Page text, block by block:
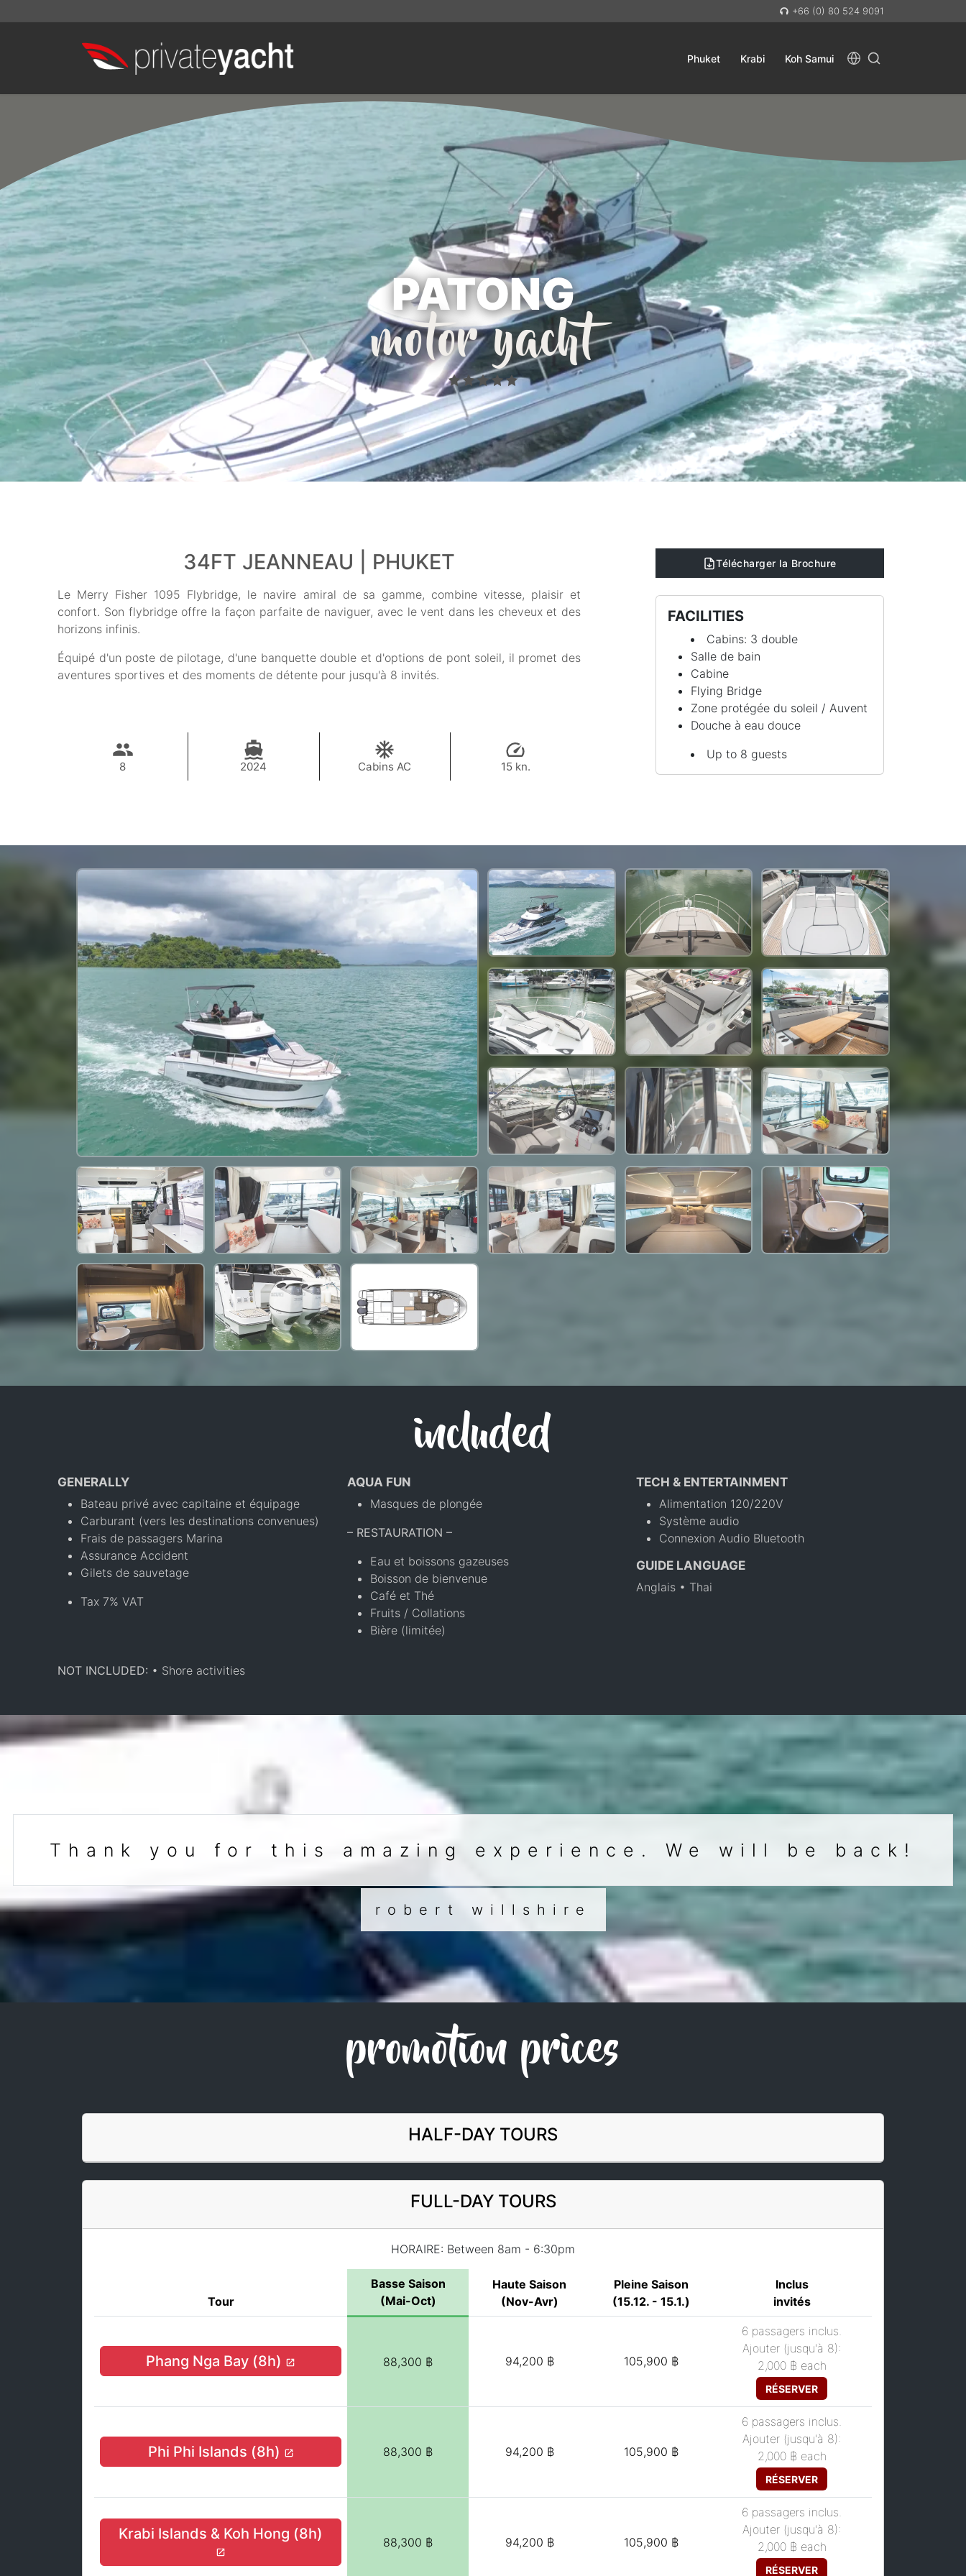
+66 (0) 80 524 9091
Phuket Krabi Koh Samui
PATONG
motor yacht
34FT JEANNEAU | PHUKET
Le Merry Fisher 1095 Flybridge, le navire amiral de sa gamme, combine vitesse, plaisir et
confort. Son flybridge offre la façon parfaite de naviguer, avec le vent dans les cheveux et des
horizons infinis.
Équipé d'un poste de pilotage, d'une banquette double et d'options de pont soleil, il promet des
aventures sportives et des moments de détente pour jusqu'à 8 invités.
8 2024 Cabins AC 15 kn.
88,300 THB
Télécharger la Brochure
FACILITIES
Cabins: 3 double
Salle de bain
Cabine
Flying Bridge
Zone protégée du soleil / Auvent
Douche à eau douce
Up to 8 guests
included
GENERALLY
Bateau privé avec capitaine et équipage
Carburant (vers les destinations convenues)
Frais de passagers Marina
Assurance Accident
Gilets de sauvetage
Tax 7% VAT
AQUA FUN
Masques de plongée
– RESTAURATION –
Eau et boissons gazeuses
Boisson de bienvenue
Café et Thé
Fruits / Collations
Bière (limitée)
TECH & ENTERTAINMENT
Alimentation 120/220V
Système audio
Connexion Audio Bluetooth
GUIDE LANGUAGE
Anglais • Thai
NOT INCLUDED: • Shore activities
Thank you for this amazing experience. We will be back!
robert willshire
promotion prices
HALF-DAY TOURS
FULL-DAY TOURS
HORAIRE: Between 8am - 6:30pm
Tour
Basse Saison
(Mai-Oct)
Haute Saison
(Nov-Avr)
Pleine Saison
(15.12. - 15.1.)
Inclus
invités
Phang Nga Bay (8h) 88,300 ฿ 94,200 ฿ 105,900 ฿
6 passagers inclus.
Ajouter (jusqu'à 8):
2,000 ฿ each
RÉSERVER
Phi Phi Islands (8h) 88,300 ฿ 94,200 ฿ 105,900 ฿
6 passagers inclus.
Ajouter (jusqu'à 8):
2,000 ฿ each
RÉSERVER
Krabi Islands & Koh Hong (8h) 88,300 ฿ 94,200 ฿ 105,900 ฿
6 passagers inclus.
Ajouter (jusqu'à 8):
2,000 ฿ each
RÉSERVER